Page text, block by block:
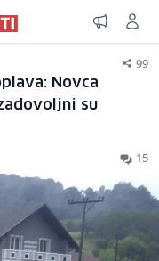
99
Novca
su
15